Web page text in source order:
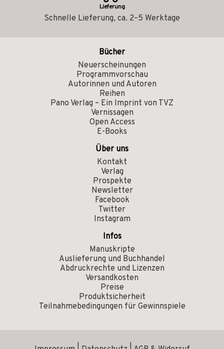
Lieferung
Schnelle Lieferung, ca. 2–5 Werktage
Bücher
Neuerscheinungen
Programmvorschau
Autorinnen und Autoren
Reihen
Pano Verlag – Ein Imprint von TVZ
Vernissagen
Open Access
E-Books
Über uns
Kontakt
Verlag
Prospekte
Newsletter
Facebook
Twitter
Instagram
Infos
Manuskripte
Auslieferung und Buchhandel
Abdruckrechte und Lizenzen
Versandkosten
Preise
Produktsicherheit
Teilnahmebedingungen für Gewinnspiele